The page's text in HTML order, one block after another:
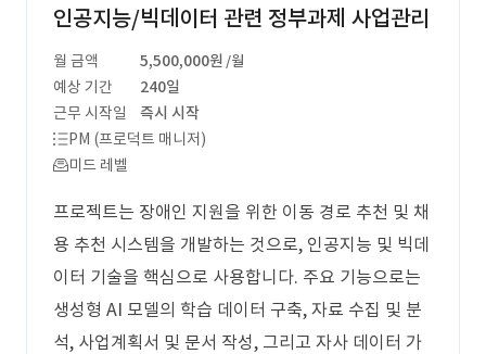
인공지능/빅데이터 관련 정부과제 사업관리
월 금액 5,500,000원 /월
예상 기간
240일
근무 시작일
즉시 시작
PM (프로덕트 매니저)
미드 레벨
프로젝트는 장애인 지원을 위한 이동 경로 추천 및 채
용 추천 시스템을 개발하는 것으로, 인공지능 및 빅데
이터 기술을 핵심으로 사용합니다. 주요 기능으로는
생성형 AI 모델의 학습 데이터 구축, 자료 수집 및 분
석, 사업계획서 및 문서 작성, 그리고 자사 데이터 가